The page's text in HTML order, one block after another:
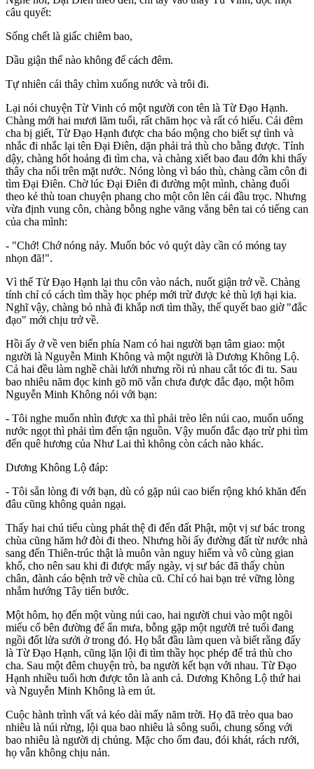
câu quyết:
Sống chết là giấc chiêm bao,
Dầu giận thế nào không để cách đêm.
Tự nhiên cái thây chìm xuống nước và trôi đi.
Lại nói chuyện Từ Vinh có một người con tên là Từ Đạo Hạnh.
Chàng mới hai mươi lăm tuổi, rất chăm học và rất có hiếu. Cái đêm
cha bị giết, Từ Đạo Hạnh được cha báo mộng cho biết sự tình và
nhắc đi nhắc lại tên Đại Điên, dặn phải trả thù cho bằng được. Tỉnh
dậy, chàng hốt hoảng đi tìm cha, và chàng xiết bao đau đớn khi thấy
thây cha nổi trên mặt nước. Nóng lòng vì báo thù, chàng cầm côn đi
tìm Đại Điên. Chờ lúc Đại Điên đi đường một mình, chàng đuổi
theo kẻ thù toan chuyện phang cho một côn lên cái đầu trọc. Nhưng
vừa định vung côn, chàng bỗng nghe văng vẳng bên tai có tiếng can
của cha mình:
- "Chớ! Chớ nóng nảy. Muốn bóc vỏ quýt dày cần có móng tay
nhọn đã!".
Vì thế Từ Đạo Hạnh lại thu côn vào nách, nuốt giận trở về. Chàng
tính chỉ có cách tìm thầy học phép mới trừ được kẻ thù lợi hại kia.
Nghĩ vậy, chàng bỏ nhà đi khắp nơi tìm thầy, thế quyết bao giờ "đắc
đạo" mới chịu trở về.
Hồi ấy ở về ven biển phía Nam có hai người bạn tâm giao: một
người là Nguyễn Minh Không và một người là Dương Không Lộ.
Cả hai đều làm nghề chài lưới nhưng rồi rủ nhau cắt tóc đi tu. Sau
bao nhiêu năm đọc kinh gõ mõ vẫn chưa được đắc đạo, một hôm
Nguyễn Minh Không nói với bạn:
- Tôi nghe muốn nhìn được xa thì phải trèo lên núi cao, muốn uống
nước ngọt thì phải tìm đến tận nguồn. Vậy muốn đắc đạo trừ phi tìm
đến quê hương của Như Lai thì không còn cách nào khác.
Dương Không Lộ đáp:
- Tôi sẵn lòng đi với bạn, dù có gặp núi cao biển rộng khó khăn đến
đâu cũng không quản ngại.
Thấy hai chú tiểu cùng phát thệ đi đến đất Phật, một vị sư bác trong
chùa cũng hăm hở đòi đi theo. Nhưng hồi ấy đường đất từ nước nhà
sang đến Thiên-trúc thật là muôn vàn nguy hiểm và vô cùng gian
khổ, cho nên sau khi đi được mấy ngày, vị sư bác đã thấy chùn
chân, đành cáo bệnh trở về chùa cũ. Chỉ có hai bạn trẻ vững lòng
nhắm hướng Tây tiến bước.
Một hôm, họ đến một vùng núi cao, hai người chui vào một ngôi
miếu cổ bên đường để ẩn mưa, bỗng gặp một người trẻ tuổi đang
ngồi đốt lửa sưởi ở trong đó. Họ bắt đầu làm quen và biết rằng đấy
là Từ Đạo Hạnh, cũng lặn lội đi tìm thầy học phép để trả thù cho
cha. Sau một đêm chuyện trò, ba người kết bạn với nhau. Từ Đạo
Hạnh nhiều tuổi hơn được tôn là anh cả. Dương Không Lộ thứ hai
và Nguyễn Minh Không là em út.
Cuộc hành trình vất vả kéo dài mấy năm trời. Họ đã trèo qua bao
nhiêu là núi rừng, lội qua bao nhiêu là sông suối, chung sống với
bao nhiêu là người dị chủng. Mặc cho ốm đau, đói khát, rách rưới,
họ vẫn không chịu nản.